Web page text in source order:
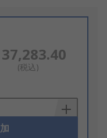
37,283.40
(税込)